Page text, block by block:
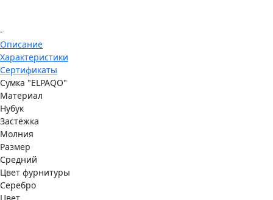
-
Описание
Характеристики
Сертификаты
Сумка "ELPAQO"
Материал
Нубук
Застёжка
Молния
Размер
Средний
Цвет фурнитуры
Серебро